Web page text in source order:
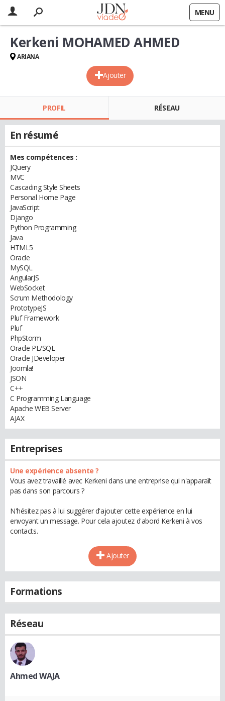
MENU
Ajouter
Kerkeni MOHAMED AHMED
ARIANA
PROFIL RÉSEAU
En résumé
Mes compétences :
JQuery
MVC
Cascading Style Sheets
Personal Home Page
JavaScript
Django
Python Programming
Java
HTML5
Oracle
MySQL
AngularJS
WebSocket
Scrum Methodology
PrototypeJS
Pluf Framework
Pluf
PhpStorm
Oracle PL/SQL
Oracle JDeveloper
Joomla!
JSON
C++
C Programming Language
Apache WEB Server
AJAX
Entreprises
Une expérience absente ?
Vous avez travaillé avec Kerkeni dans une entreprise qui n'apparaît
pas dans son parcours ?
N'hésitez pas à lui suggérer d'ajouter cette expérience en lui
envoyant un message. Pour cela ajoutez d'abord Kerkeni à vos
contacts.
Ajouter
Formations
Réseau
Ahmed WAJA